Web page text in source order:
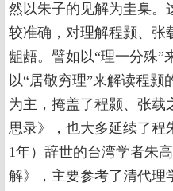
然以朱子的见解为圭臬。
较准确，对理解程颢、张
龃龉。譬如以“理一分殊”
以“居敬穷理”来解读程颢
为主，掩盖了程颢、张载
思录》，也大多延续了程
1年）辞世的台湾学者朱
解》，主要参考了清代理